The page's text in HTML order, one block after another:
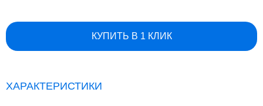
КУПИТЬ В 1 КЛИК
ХАРАКТЕРИСТИКИ